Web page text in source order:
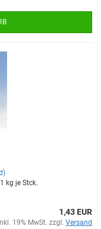
kg je Stck.
1,43 EUR
19% MwSt. zzgl. Versand